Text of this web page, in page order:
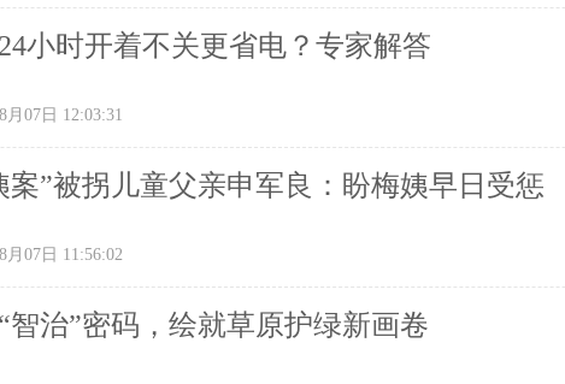
小时开着不关更省电？专家解答
月07日 12:03:31
案”被拐儿童父亲申军良：盼梅姨早日受惩
月07日 11:56:02
智治”密码，绘就草原护绿新画卷